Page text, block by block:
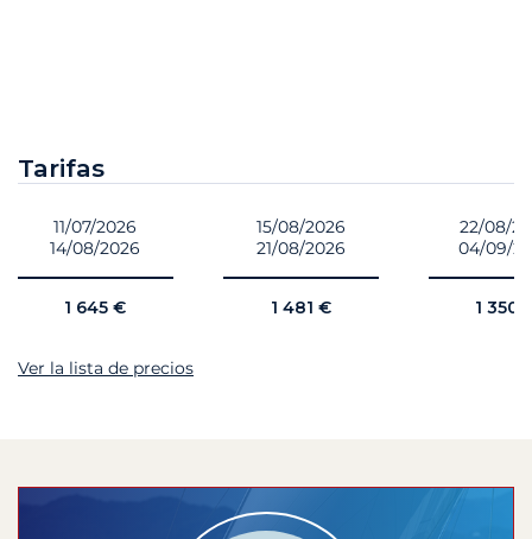
Tarifas
11/07/2026
14/08/2026
1 645 €
15/08/2026
21/08/2026
1 481 €
22/08/
04/09/
1 350
Ver la lista de precios